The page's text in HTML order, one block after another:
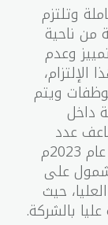
وتلتزم
من ناحية
وعدم
ويتم
داخل
عدد
الموظفات في سيسكو القابضة خلال عام 2023م
على
حيث
بالشركة.